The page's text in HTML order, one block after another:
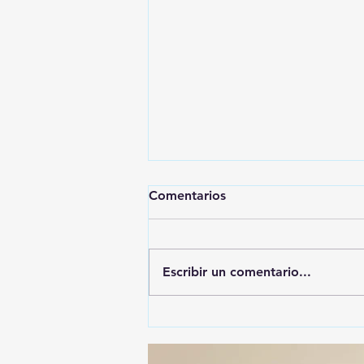
🚨🚔 CAPTURAN EN PUEBLA
A PRESUNTO
Comentarios
Escribir un comentario...